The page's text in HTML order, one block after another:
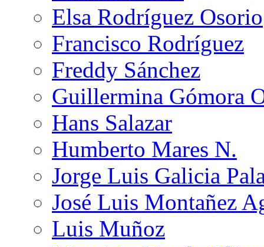
Elsa Rodríguez Osorio
Francisco Rodríguez
Freddy Sánchez
Guillermina Gómora
Hans Salazar
Humberto Mares N.
Jorge Luis Galicia
José Luis Montañez
Luis Muñoz